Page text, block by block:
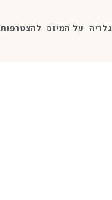
גלריה על המיזם להצטרפות